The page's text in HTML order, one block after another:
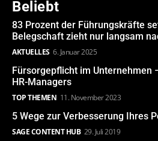
Beliebt
83 Prozent der Führungskräfte
Belegschaft zieht nur langsam
AKTUELLES 6. Januar 2025
Fürsorgepflicht im Unternehmen
HR-Managers
TOP THEMEN 11. November 2023
5 Wege zur Verbesserung Ihres
SAGE CONTENT HUB 29. Juli 2019